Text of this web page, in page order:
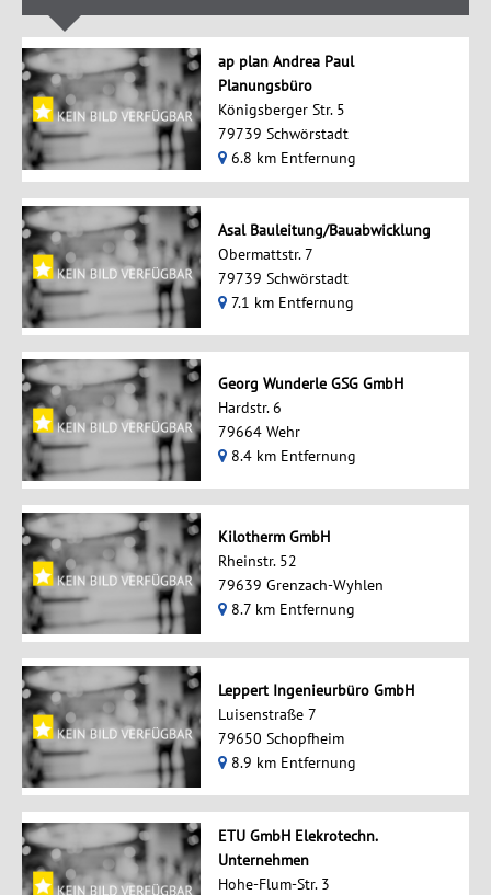
ap plan Andrea Paul
Planungsbüro
Königsberger Str. 5
79739 Schwörstadt
6.8 km Entfernung
Asal Bauleitung/Bauabwicklung
Obermattstr. 7
79739 Schwörstadt
7.1 km Entfernung
Georg Wunderle GSG GmbH
Hardstr. 6
79664 Wehr
8.4 km Entfernung
Kilotherm GmbH
Rheinstr. 52
79639 Grenzach-Wyhlen
8.7 km Entfernung
Leppert Ingenieurbüro GmbH
Luisenstraße 7
79650 Schopfheim
8.9 km Entfernung
ETU GmbH Elekrotechn.
Unternehmen
Hohe-Flum-Str. 3